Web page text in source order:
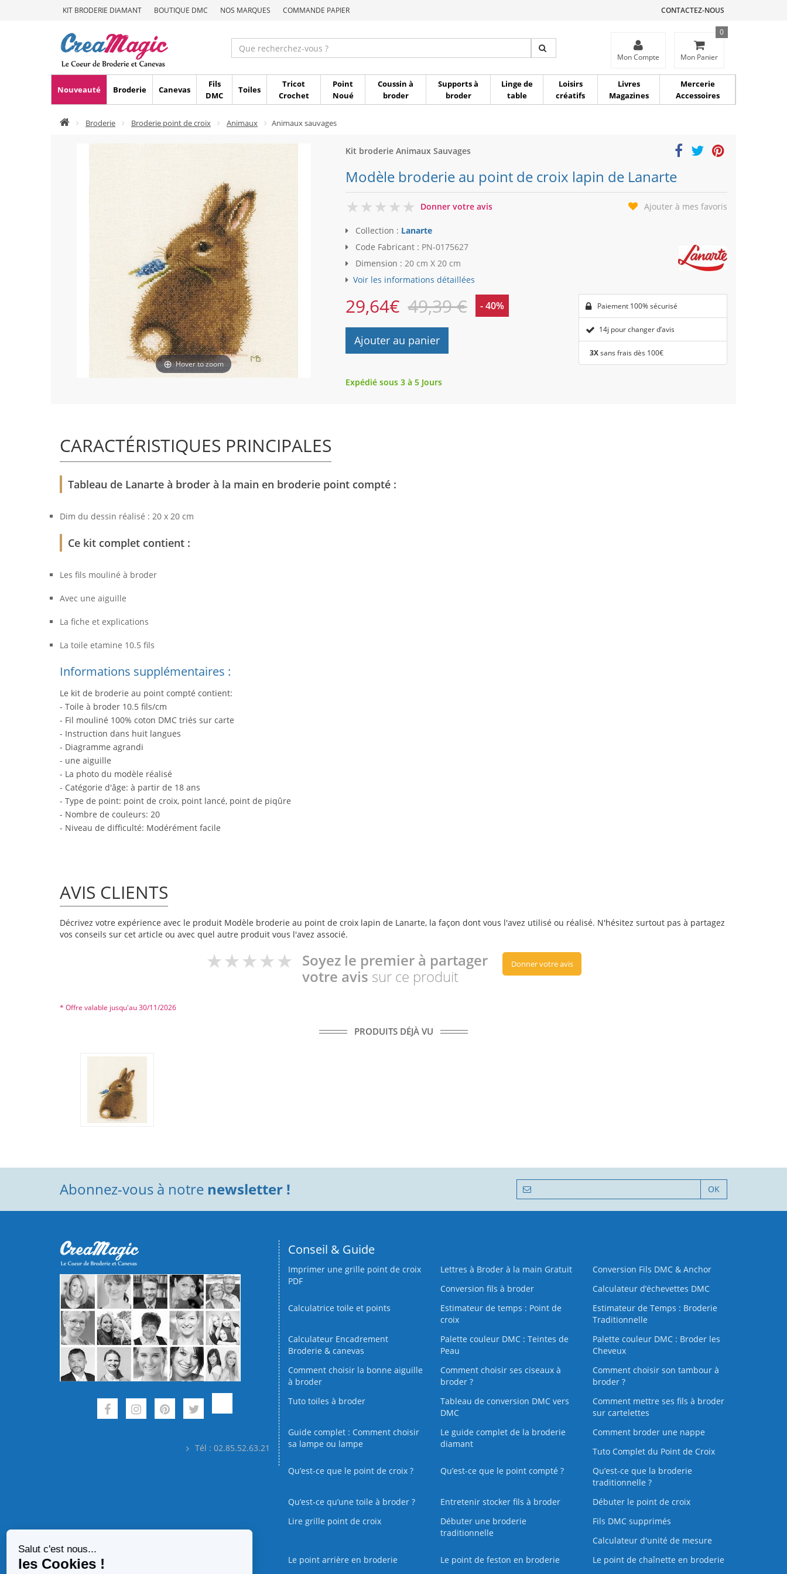
KIT BRODERIE DIAMANT BOUTIQUE DMC NOS MARQUES COMMANDE PAPIER CONTACTEZ-NOUS
Mon Compte Mon Panier
0
Nouveauté Broderie Canevas
Fils
DMC
Toiles
Tricot
Crochet
Point
Noué
Coussin à
broder
Supports à
broder
Linge de
table
Loisirs
créatifs
Livres
Magazines
Mercerie
Accessoires
Broderie Broderie point de croix Animaux Animaux sauvages
Hover to zoom
Kit broderie Animaux Sauvages
Modèle broderie au point de croix lapin de Lanarte
0
Donner votre avis Ajouter à mes favoris
Collection : Lanarte
Code Fabricant : PN-0175627
Dimension : 20 cm X 20 cm
Voir les informations détaillées
29,64€ 49,39 € - 40%
Ajouter au panier
Paiement 100% sécurisé
14j pour changer d’avis
3Xsans frais dès 100€
Expédié sous 3 à 5 Jours
CARACTÉRISTIQUES PRINCIPALES
Tableau de Lanarte à broder à la main en broderie point compté :
Dim du dessin réalisé : 20 x 20 cm
Ce kit complet contient :
Les fils mouliné à broder
Avec une aiguille
La fiche et explications
La toile etamine 10.5 fils
Informations supplémentaires :
Le kit de broderie au point compté contient:
- Toile à broder 10.5 fils/cm
- Fil mouliné 100% coton DMC triés sur carte
- Instruction dans huit langues
- Diagramme agrandi
- une aiguille
- La photo du modèle réalisé
- Catégorie d'âge: à partir de 18 ans
- Type de point: point de croix, point lancé, point de piqûre
- Nombre de couleurs: 20
- Niveau de difficulté: Modérément facile
AVIS CLIENTS
Décrivez votre expérience avec le produit Modèle broderie au point de croix lapin de Lanarte, la façon dont vous l'avez utilisé ou réalisé. N'hésitez surtout pas à partagez
vos conseils sur cet article ou avec quel autre produit vous l'avez associé.
Soyez le premier à partager
votre avis sur ce produit
Donner votre avis
* Offre valable jusqu'au 30/11/2026
PRODUITS DÉJÀ VU
Abonnez-vous à notre newsletter ! OK
Tél : 02.85.52.63.21
Conseil & Guide
Imprimer une grille point de croix
PDF
Lettres à Broder à la main Gratuit
Conversion Fils DMC & Anchor
Conversion fils à broder
Calculateur d’échevettes DMC
Calculatrice toile et points
Estimateur de temps : Point de
croix
Estimateur de Temps : Broderie
Traditionnelle
Calculateur Encadrement
Broderie & canevas
Palette couleur DMC : Teintes de
Peau
Palette couleur DMC : Broder les
Cheveux
Comment choisir la bonne aiguille
à broder
Comment choisir ses ciseaux à
broder ?
Comment choisir son tambour à
broder ?
Tuto toiles à broder
Tableau de conversion DMC vers
DMC
Comment mettre ses fils à broder
sur cartelettes
Guide complet : Comment choisir
sa lampe ou lampe
Le guide complet de la broderie
diamant
Comment broder une nappe
Tuto Complet du Point de Croix
Qu’est-ce que le point de croix ?
Qu’est-ce que le point compté ?
Qu’est-ce que la broderie
traditionnelle ?
Qu’est‑ce qu’une toile à broder ?
Entretenir stocker fils à broder
Débuter le point de croix
Lire grille point de croix
Débuter une broderie
traditionnelle
Fils DMC supprimés
Calculateur d'unité de mesure
Le point arrière en broderie
Le point de feston en broderie
Le point de chaînette en broderie